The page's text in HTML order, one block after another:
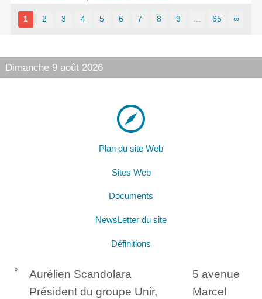
1 2 3 4 5 6 7 8 9 65 ∞
Dimanche 9 août 2026
Plan du site Web
Sites Web
Documents
NewsLetter du site
Définitions
Aurélien Scandolara
Président du groupe Unir,
5 avenue
Marcel